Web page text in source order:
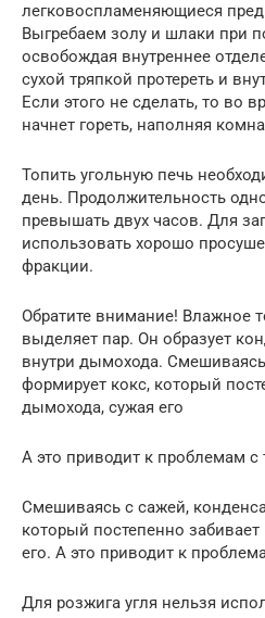
легковоспламеняющиеся
Выгребаем золу и шлаки при
освобождая внутреннее
сухой тряпкой протереть и
Если этого не сделать, то во
начнет гореть, наполняя
Топить угольную печь
день. Продолжительность
превышать двух часов. Для
использовать хорошо
фракции.
Обратите внимание! Влажное
выделяет пар. Он образует
внутри дымохода.
формирует кокс, который
дымохода, сужая его
А это приводит к проблемам с
Смешиваясь с сажей,
который постепенно
его. А это приводит к
Для розжига угля нельзя